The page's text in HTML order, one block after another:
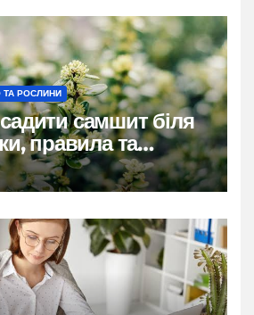
ТА РОСЛИНИ
самшит біля
правила та